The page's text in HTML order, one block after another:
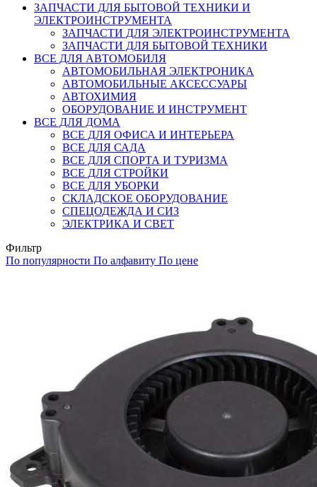
ЗАПЧАСТИ ДЛЯ БЫТОВОЙ ТЕХНИКИ И
ЭЛЕКТРОИНСТРУМЕНТА
ЗАПЧАСТИ ДЛЯ ЭЛЕКТРОИНСТРУМЕНТА
ЗАПЧАСТИ ДЛЯ БЫТОВОЙ ТЕХНИКИ
ВСЕ ДЛЯ АВТОМОБИЛЯ
АВТОМОБИЛЬНАЯ ЭЛЕКТРОНИКА
АВТОМОБИЛЬНЫЕ АКСЕССУАРЫ
АВТОХИМИЯ
ОБОРУДОВАНИЕ И ИНСТРУМЕНТ
ВСЕ ДЛЯ ДОМА
ВСЕ ДЛЯ ОФИСА И ИНТЕРЬЕРА
ВСЕ ДЛЯ САДА
ВСЕ ДЛЯ СПОРТА И ТУРИЗМА
ВСЕ ДЛЯ СТРОЙКИ
ВСЕ ДЛЯ УБОРКИ
СКЛАДСКОЕ ОБОРУДОВАНИЕ
СПЕЦОДЕЖДА И СИЗ
ЭЛЕКТРИКА И СВЕТ
Фильтр
По популярности По алфавиту По цене